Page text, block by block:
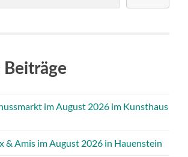
im August 2026 im Kunsthaus
& Amis im August 2026 in Hauenstein